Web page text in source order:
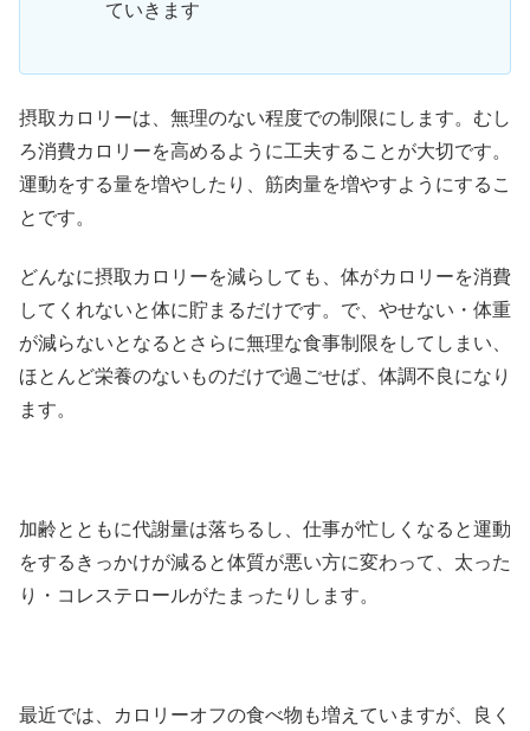
ていきます
摂取カロリーは、無理のない程度での制限にします。むし
ろ消費カロリーを高めるように工夫することが大切です。
運動をする量を増やしたり、筋肉量を増やすようにするこ
とです。
どんなに摂取カロリーを減らしても、体がカロリーを消費
してくれないと体に貯まるだけです。で、やせない・体重
が減らないとなるとさらに無理な食事制限をしてしまい、
ほとんど栄養のないものだけで過ごせば、体調不良になり
ます。
加齢とともに代謝量は落ちるし、仕事が忙しくなると運動
をするきっかけが減ると体質が悪い方に変わって、太った
り・コレステロールがたまったりします。
最近では、カロリーオフの食べ物も増えていますが、良く